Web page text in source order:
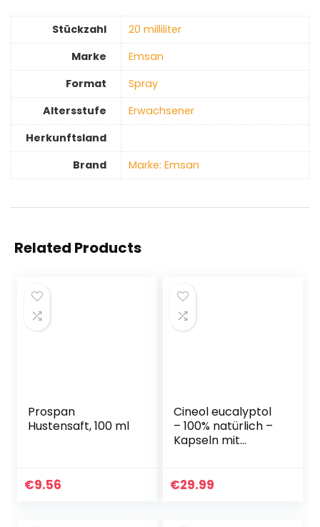
Stückzahl
‎20 milliliter
Marke
‎Emsan
Format
‎Spray
Altersstufe
‎Erwachsener
Herkunftsland
Brand
Marke: Emsan
Related Products
Prospan
Hustensaft, 100 ml
€9.56
Cineol eucalyptol
– 100% natürlich –
Kapseln mit
oberen Atemwege
€29.99